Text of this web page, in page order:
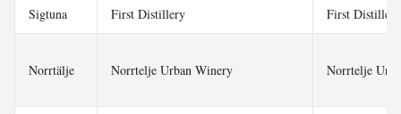
Sigtuna First Distillery First
Norrtälje Norrtelje Urban Winery Norrtelje